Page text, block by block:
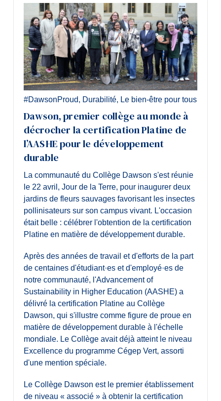
#DawsonProud, Durabilité, Le bien-être pour tous
Dawson, premier collège au monde à
décrocher la certification Platine de
l’AASHE pour le développement
durable
La communauté du Collège Dawson s'est réunie
le 22 avril, Jour de la Terre, pour inaugurer deux
jardins de fleurs sauvages favorisant les insectes
pollinisateurs sur son campus vivant. L'occasion
était belle : célébrer l'obtention de la certification
Platine en matière de développement durable.
Après des années de travail et d'efforts de la part
de centaines d'étudiant·es et d'employé·es de
notre communauté, l'Advancement of
Sustainability in Higher Education (AASHE) a
délivré la certification Platine au Collège
Dawson, qui s'illustre comme figure de proue en
matière de développement durable à l'échelle
mondiale. Le Collège avait déjà atteint le niveau
Excellence du programme Cégep Vert, assorti
d'une mention spéciale.
Le Collège Dawson est le premier établissement
de niveau « associé » à obtenir la certification